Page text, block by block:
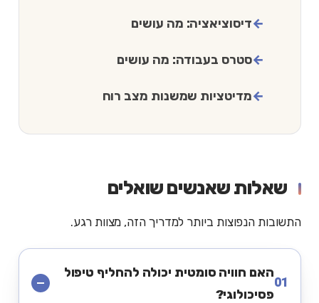
דיסוציאציה: מה עושים
סטרס בעבודה: מה עושים
מדיטציות שמשנות מצב רוח
שאלות שאנשים שואלים
התשובות הנפוצות ביותר למדריך הזה, מצוות רגע.
01
האם חוויה סומטית יכולה להחליף טיפול
פסיכולוגי?